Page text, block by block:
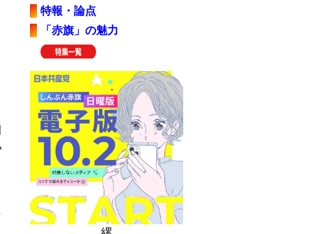
特報・論点
「赤旗」の魅力